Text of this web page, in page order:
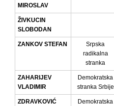
MIROSLAV
ŽIVKUCIN
SLOBODAN
ZANKOV STEFAN
Srpska
radikalna
stranka
ZAHARIJEV
VLADIMIR
Demokratska
stranka Srbije
ZDRAVKOVIĆ
Demokratska